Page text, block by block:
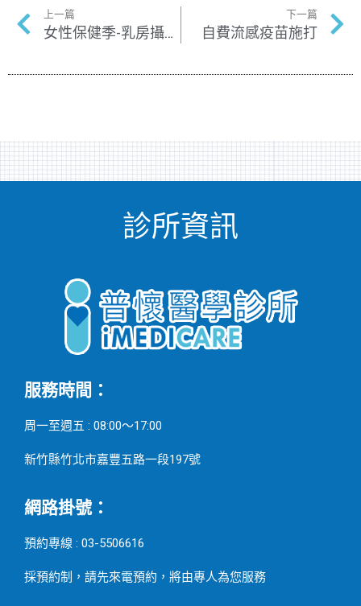
上一篇
女性保健季-乳房攝影活動
下一篇
自費流感疫苗施打
診所資訊
服務時間：
周一至週五 : 08:00～17:00
新竹縣竹北市嘉豐五路一段197號
網路掛號：
預約專線 : 03-5506616
採預約制，請先來電預約，將由專人為您服務